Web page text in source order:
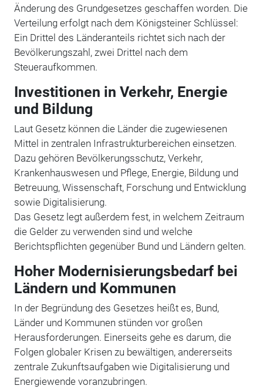
Änderung des Grundgesetzes geschaffen worden. Die
Verteilung erfolgt nach dem Königsteiner Schlüssel:
Ein Drittel des Länderanteils richtet sich nach der
Bevölkerungszahl, zwei Drittel nach dem
Steueraufkommen.
Investitionen in Verkehr, Energie
und Bildung
Laut Gesetz können die Länder die zugewiesenen
Mittel in zentralen Infrastrukturbereichen einsetzen.
Dazu gehören Bevölkerungsschutz, Verkehr,
Krankenhauswesen und Pflege, Energie, Bildung und
Betreuung, Wissenschaft, Forschung und Entwicklung
sowie Digitalisierung.
Das Gesetz legt außerdem fest, in welchem Zeitraum
die Gelder zu verwenden sind und welche
Berichtspflichten gegenüber Bund und Ländern gelten.
Hoher Modernisierungsbedarf bei
Ländern und Kommunen
In der Begründung des Gesetzes heißt es, Bund,
Länder und Kommunen stünden vor großen
Herausforderungen. Einerseits gehe es darum, die
Folgen globaler Krisen zu bewältigen, andererseits
zentrale Zukunftsaufgaben wie Digitalisierung und
Energiewende voranzubringen.